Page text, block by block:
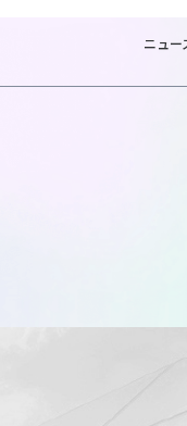
ニュー